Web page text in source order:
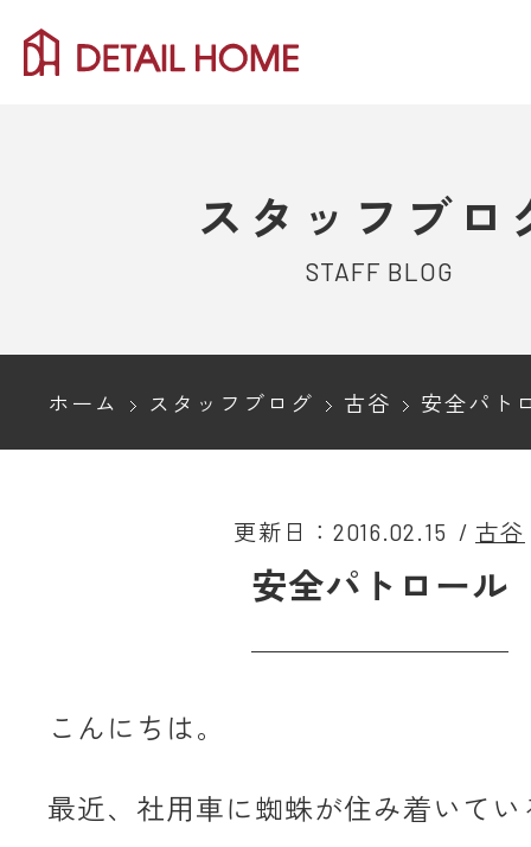
スタッフブロ
STAFF BLOG
ホーム スタッフブログ 古谷 安全パト
更新日：2016.02.15 / 古谷
安全パトロール
こんにちは。
最近、社用車に蜘蛛が住み着いて